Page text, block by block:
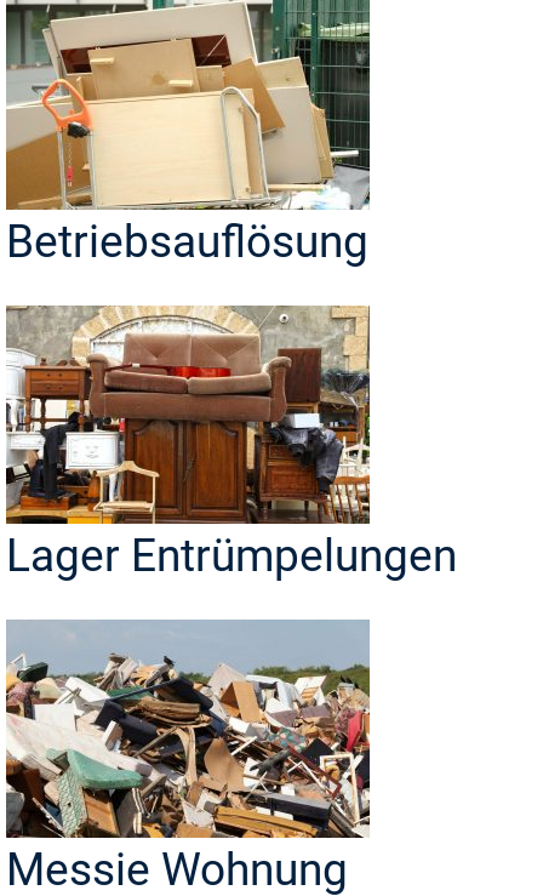
Betriebsauflösung
Lager Entrümpelungen
Messie Wohnung